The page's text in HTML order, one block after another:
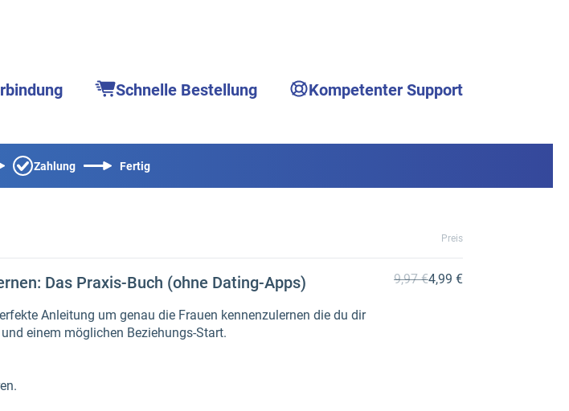
Schnelle Bestellung Kompetenter Support
Zahlung Fertig
Preis
Das Praxis-Buch (ohne Dating-Apps)
Anleitung um genau die Frauen kennenzulernen die du dir
einem möglichen Beziehungs-Start.
9,97 €4,99 €